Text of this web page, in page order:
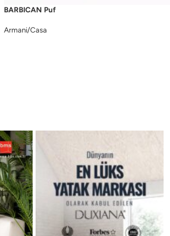
BARBICAN Puf
Armani/Casa